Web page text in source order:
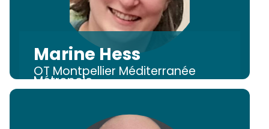
Marine Hess
OT Montpellier Méditerranée
Métropole